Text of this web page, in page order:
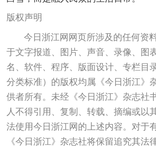
版权声明
今日浙江网网页所涉及的任何资
于文字报道、图片、声音、录像、图
名、软件、程序、版面设计、专栏目
分类标准）的版权均属《今日浙江》
供者所有。未经《今日浙江》杂志社
人不得引用、复制、转载、摘编或以
法使用今日浙江网的上述内容。对于
《今日浙江》杂志社将保留追究其法